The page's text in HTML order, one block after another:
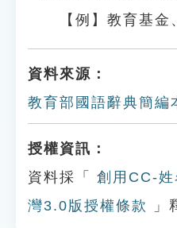
【例】教育基金
資料來源：
教育部國語辭典簡編
授權資訊：
資料採「
創用CC-
灣3.0版授權條款
」